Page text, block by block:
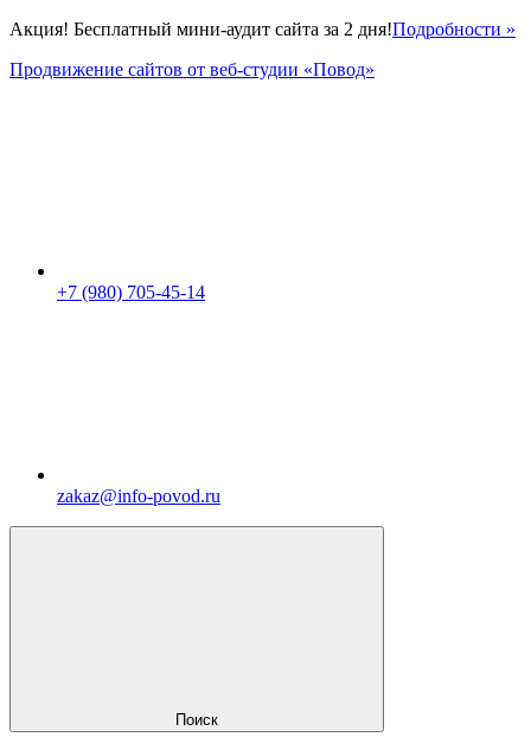
Акция! Бесплатный мини-аудит сайта за 2 дня!Подробности »
Продвижение сайтов от веб-студии «Повод»
+7 (980) 705-45-14
zakaz@info-povod.ru
Поиск